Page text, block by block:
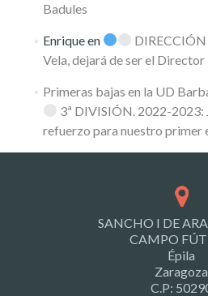
Badules
Enriqueen
Vela, dejará de ser el
Primeras bajas en la UD
3ª DIVISIÓN. 2022-2023:
refuerzo para nuestro primer
SANCHO I DE
CAMPO
Épila
Zaragoza
C.P: